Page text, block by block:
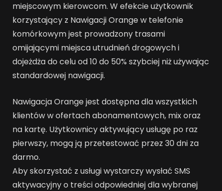
miejscowym kierowcom. W efekcie użytkownik
korzystający z Nawigacji Orange w telefonie
komórkowym jest prowadzony trasami
omijającymi miejsca utrudnień drogowych i
dojeżdża do celu od 10 do 50% szybciej niż używając
standardowej nawigacji.
Nawigacja Orange jest dostępna dla wszystkich
klientów w ofertach abonamentowych, mix oraz
na kartę. Użytkownicy aktywujący usługę po raz
pierwszy, mogą ją przetestować przez 30 dni za
darmo.
Aby skorzystać z usługi wystarczy wysłać SMS
aktywacyjny o treści odpowiedniej dla wybranej